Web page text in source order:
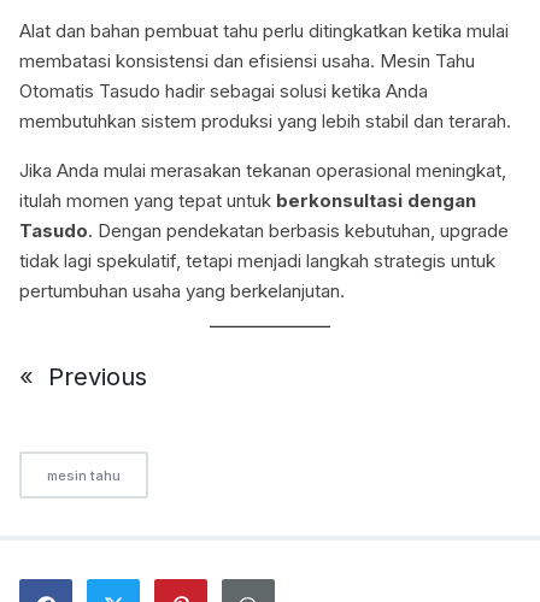
Alat dan bahan pembuat tahu perlu ditingkatkan ketika mulai
membatasi konsistensi dan efisiensi usaha. Mesin Tahu
Otomatis Tasudo hadir sebagai solusi ketika Anda
membutuhkan sistem produksi yang lebih stabil dan terarah.
Jika Anda mulai merasakan tekanan operasional meningkat,
itulah momen yang tepat untuk berkonsultasi dengan
Tasudo. Dengan pendekatan berbasis kebutuhan, upgrade
tidak lagi spekulatif, tetapi menjadi langkah strategis untuk
pertumbuhan usaha yang berkelanjutan.
« Previous
mesin tahu